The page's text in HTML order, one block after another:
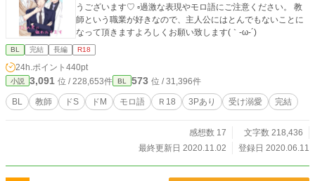
うございます♡ ▫️過激な表現やモロ語にご注意ください。 教
師という職業が好きなので、主人公にはとんでもないことに
なって頂きますよろしくお願い致します(｀-ω-´)
BL 完結 長編 R18
24h.ポイント 440pt
小説 3,091 位 / 228,653件 BL 573 位 / 31,396件
BL 教師 ドS ドM モロ語 Ｒ18 3Pあり 受け溺愛 完結
感想数 17
文字数 218,436
最終更新日 2020.11.02
登録日 2020.06.11